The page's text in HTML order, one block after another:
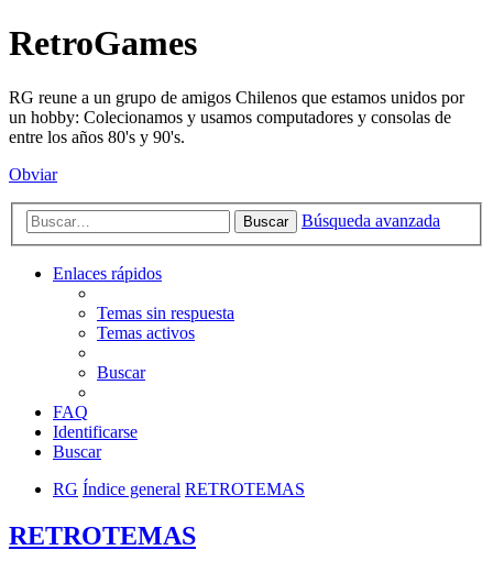
RetroGames
RG reune a un grupo de amigos Chilenos que estamos unidos por
un hobby: Colecionamos y usamos computadores y consolas de
entre los años 80's y 90's.
Obviar
Buscar Búsqueda avanzada
Enlaces rápidos
Temas sin respuesta
Temas activos
Buscar
FAQ
Identificarse
Buscar
RG Índice general RETROTEMAS
RETROTEMAS